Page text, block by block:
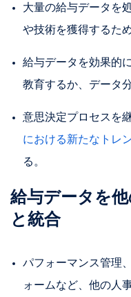
大量の給与データを
や技術を獲得するた
給与データを効果的
教育するか、データ
意思決定プロセスを
における新たなトレ
る。
給与データを
と統合
パフォーマンス管理
ォームなど、他の人